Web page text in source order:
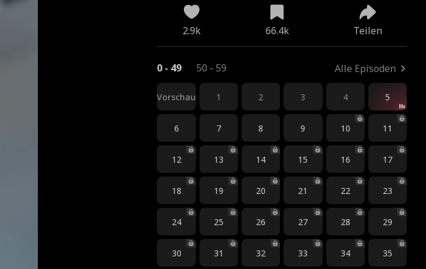
2.9k 66.4k Teilen
0 - 49 50 - 59 Alle Episoden
Vorschau 1 2 3 4 5
6 7 8 9 10 11
12 13 14 15 16 17
18 19 20 21 22 23
24 25 26 27 28 29
30 31 32 33 34 35